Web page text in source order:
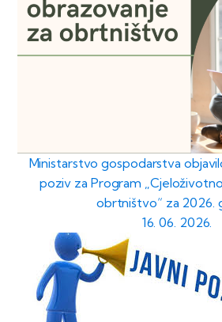
Ministarstvo gospodarstva
poziv za Program
obrtništvo“ za 2026.
16. 06. 2026.